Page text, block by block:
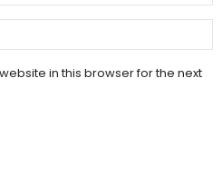
in this browser for the next